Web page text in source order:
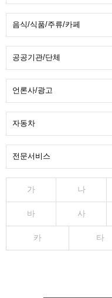
가 나
바 사
카 타